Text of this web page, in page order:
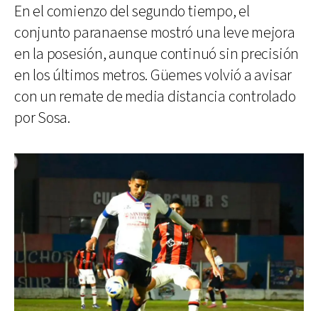
En el comienzo del segundo tiempo, el
conjunto paranaense mostró una leve mejora
en la posesión, aunque continuó sin precisión
en los últimos metros. Güemes volvió a avisar
con un remate de media distancia controlado
por Sosa.